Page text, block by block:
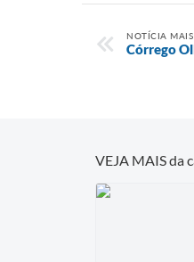
NOTÍCIA MAIS
Córrego
VEJA MAIS da